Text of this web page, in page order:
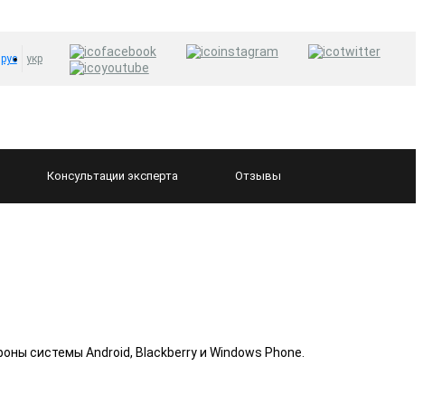
рус укр
Консультации эксперта Отзывы
системы Android, Blackberry и Windows Phone.